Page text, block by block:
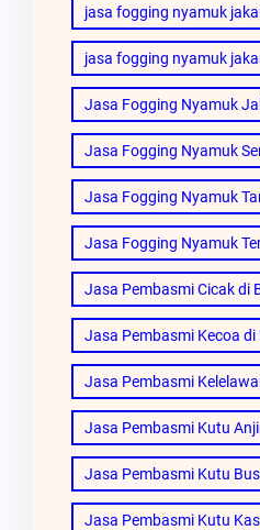
jasa fogging nyamuk
jasa fogging nyamuk
Jasa Fogging Nyamuk
Jasa Fogging Nyamuk
Jasa Fogging Nyamuk
Jasa Fogging Nyamuk
Jasa Pembasmi Cicak di
Jasa Pembasmi Kecoa di
Jasa Pembasmi
Jasa Pembasmi Kutu
Jasa Pembasmi Kutu
Jasa Pembasmi Kutu